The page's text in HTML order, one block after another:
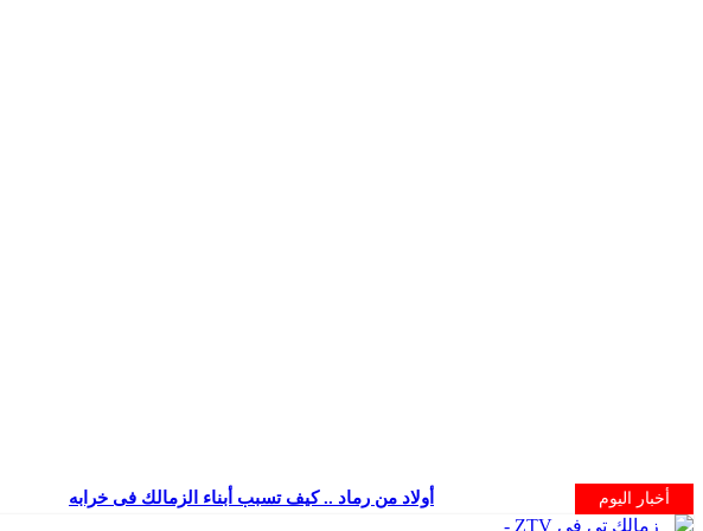
أخبار اليوم
أولاد من رماد .. كيف تسبب أبناء الزمالك فى خرابه